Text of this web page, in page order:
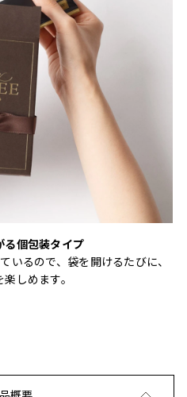
る個包装タイプ
いるので、袋を開けるたびに、
しめます。